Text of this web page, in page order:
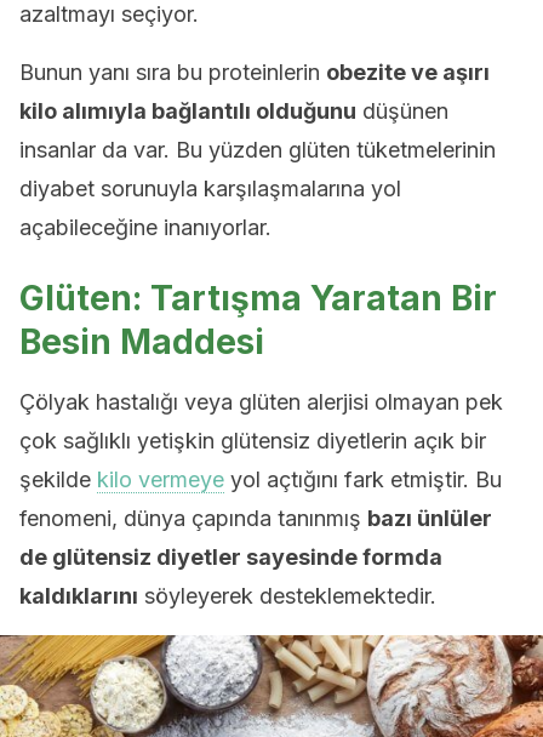
azaltmayı seçiyor.
Bunun yanı sıra bu proteinlerin obezite ve aşırı
kilo alımıyla bağlantılı olduğunu düşünen
insanlar da var. Bu yüzden glüten tüketmelerinin
diyabet sorunuyla karşılaşmalarına yol
açabileceğine inanıyorlar.
Glüten: Tartışma Yaratan Bir
Besin Maddesi
Çölyak hastalığı veya glüten alerjisi olmayan pek
çok sağlıklı yetişkin glütensiz diyetlerin açık bir
şekilde kilo vermeye yol açtığını fark etmiştir. Bu
fenomeni, dünya çapında tanınmış bazı ünlüler
de glütensiz diyetler sayesinde formda
kaldıklarını söyleyerek desteklemektedir.